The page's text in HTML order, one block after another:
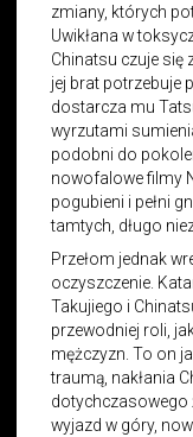
zmiany, których
Uwikłana w
Chinatsu czuje się
jej brat potrzebuje
dostarcza mu
wyrzutami
podobni do
nowofalowe filmy
pogubieni i pełni
tamtych, długo
Przełom jednak
oczyszczenie.
Takujiego i
przewodniej roli,
mężczyzn. To on
traumą, nakłania
dotychczasowego
wyjazd w góry,